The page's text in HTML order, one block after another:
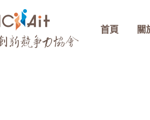
首頁 關